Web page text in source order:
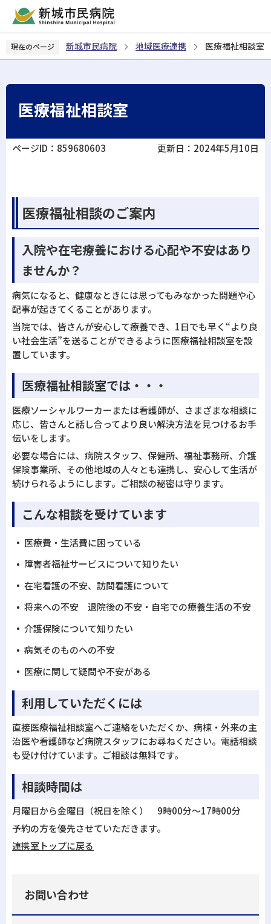
の
現在のページ 新城市民病院 地域医療連携 医療福祉相談室
医療福祉相談室
ページID：859680603 更新日：2024年5月10日
医療福祉相談のご案内
入院や在宅療養における心配や不安はあり
ませんか？
病気になると、健康なときには思ってもみなかった問題や心
配事が起きてくることがあります。
当院では、皆さんが安心して療養でき、1日でも早く“より良
い社会生活”を送ることができるように医療福祉相談室を設
置しています。
医療福祉相談室では・・・
医療ソーシャルワーカーまたは看護師が、さまざまな相談に
応じ、皆さんと話し合ってより良い解決方法を見つけるお手
伝いをします。
必要な場合には、病院スタッフ、保健所、福祉事務所、介護
保険事業所、その他地域の人々とも連携し、安心して生活が
続けられるようにします。ご相談の秘密は守ります。
こんな相談を受けています
医療費・生活費に困っている
障害者福祉サービスについて知りたい
在宅看護の不安、訪問看護について
将来への不安 退院後の不安・自宅での療養生活の不安
介護保険について知りたい
病気そのものへの不安
医療に関して疑問や不安がある
利用していただくには
直接医療福祉相談室へご連絡をいただくか、病棟・外来の主
治医や看護師など病院スタッフにお尋ねください。電話相談
も受け付けています。ご相談は無料です。
相談時間は
月曜日から金曜日（祝日を除く） 9時00分～17時00分
予約の方を優先させていただきます。
連携室トップに戻る
お問い合わせ